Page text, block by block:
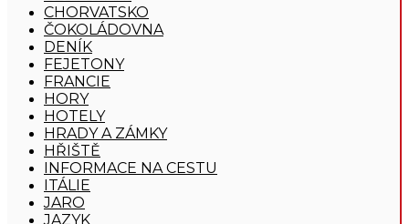
CHORVATSKO
ČOKOLÁDOVNA
DENÍK
FEJETONY
FRANCIE
HORY
HOTELY
HRADY A ZÁMKY
HŘIŠTĚ
INFORMACE NA CESTU
ITÁLIE
JARO
JAZYK